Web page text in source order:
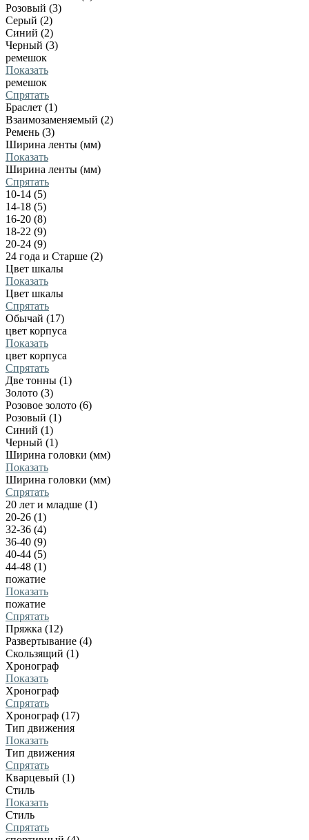
Розовый (3)
Серый (2)
Синий (2)
Черный (3)
ремешок
Показать
ремешок
Спрятать
Браслет (1)
Взаимозаменяемый (2)
Ремень (3)
Ширина ленты (мм)
Показать
Ширина ленты (мм)
Спрятать
10-14 (5)
14-18 (5)
16-20 (8)
18-22 (9)
20-24 (9)
24 года и Старше (2)
Цвет шкалы
Показать
Цвет шкалы
Спрятать
Обычай (17)
цвет корпуса
Показать
цвет корпуса
Спрятать
Две тонны (1)
Золото (3)
Розовое золото (6)
Розовый (1)
Синий (1)
Черный (1)
Ширина головки (мм)
Показать
Ширина головки (мм)
Спрятать
20 лет и младше (1)
20-26 (1)
32-36 (4)
36-40 (9)
40-44 (5)
44-48 (1)
пожатие
Показать
пожатие
Спрятать
Пряжка (12)
Развертывание (4)
Скользящий (1)
Хронограф
Показать
Хронограф
Спрятать
Хронограф (17)
Тип движения
Показать
Тип движения
Спрятать
Кварцевый (1)
Стиль
Показать
Стиль
Спрятать